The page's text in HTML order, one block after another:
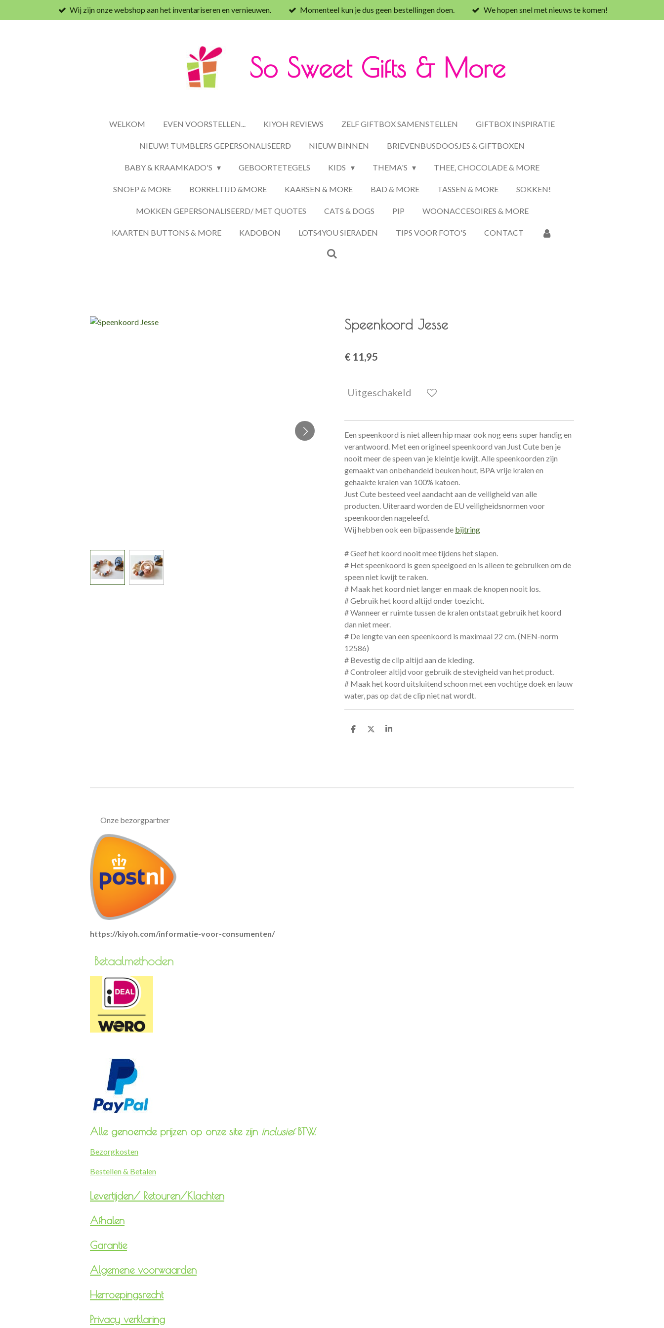
direct
Wij zijn onze webshop aan het inventariseren en vernieuwen. Momenteel kun je dus geen bestellingen doen. We hopen snel met nieuws te komen!
So Sweet Gifts & More
WELKOM EVEN VOORSTELLEN... KIYOH REVIEWS ZELF GIFTBOX SAMENSTELLEN GIFTBOX INSPIRATIE
NIEUW! TUMBLERS GEPERSONALISEERD NIEUW BINNEN BRIEVENBUSDOOSJES & GIFTBOXEN
BABY & KRAAMKADO'S GEBOORTETEGELS KIDS THEMA'S THEE, CHOCOLADE & MORE
SNOEP & MORE BORRELTIJD &MORE KAARSEN & MORE BAD & MORE TASSEN & MORE SOKKEN!
MOKKEN GEPERSONALISEERD/ MET QUOTES CATS & DOGS PIP WOONACCESOIRES & MORE
KAARTEN BUTTONS & MORE KADOBON LOTS4YOU SIERADEN TIPS VOOR FOTO'S CONTACT
Speenkoord Jesse
€ 11,95
Uitgeschakeld
Een speenkoord is niet alleen hip maar ook nog eens super handig en
verantwoord. Met een origineel speenkoord van Just Cute ben je
nooit meer de speen van je kleintje kwijt. Alle speenkoorden zijn
gemaakt van onbehandeld beuken hout, BPA vrije kralen en
gehaakte kralen van 100% katoen.
Just Cute besteed veel aandacht aan de veiligheid van alle
producten. Uiteraard worden de EU veiligheidsnormen voor
speenkoorden nageleefd.
Wij hebben ook een bijpassende bijtring
# Geef het koord nooit mee tijdens het slapen.
# Het speenkoord is geen speelgoed en is alleen te gebruiken om de
speen niet kwijt te raken.
# Maak het koord niet langer en maak de knopen nooit los.
# Gebruik het koord altijd onder toezicht.
# Wanneer er ruimte tussen de kralen ontstaat gebruik het koord
dan niet meer.
# De lengte van een speenkoord is maximaal 22 cm. (NEN-norm
12586)
# Bevestig de clip altijd aan de kleding.
# Controleer altijd voor gebruik de stevigheid van het product.
# Maak het koord uitsluitend schoon met een vochtige doek en lauw
water, pas op dat de clip niet nat wordt.
D
D
S
Onze bezorgpartner
https://kiyoh.com/informatie-voor-consumenten/
Betaalmethoden
Alle genoemde prijzen op onze site zijn inclusiefBTW.
Bezorgkosten
Bestellen & Betalen
Levertijden/ Retouren/Klachten
Afhalen
Garantie
Algemene voorwaarden
Herroepingsrecht
Privacy verklaring